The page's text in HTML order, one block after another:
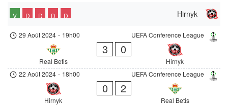
Hirnyk
V D D D D
UEFA Conference League
29 Août 2024 - 19h00
Real Betis
3 0
Hirnyk
UEFA Conference League
22 Août 2024 - 18h00
Hirnyk
0 2
Real Betis